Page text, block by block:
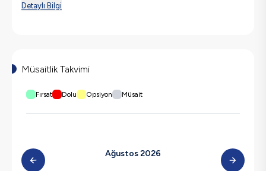
Detaylı Bilgi
Müsaitlik Takvimi
Fırsat Dolu Opsiyon Müsait
Ağustos 2026